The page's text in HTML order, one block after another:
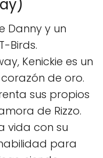
Danny y un
Birds.
Kenickie es un
de oro.
sus propios
de Rizzo.
vida con su
para